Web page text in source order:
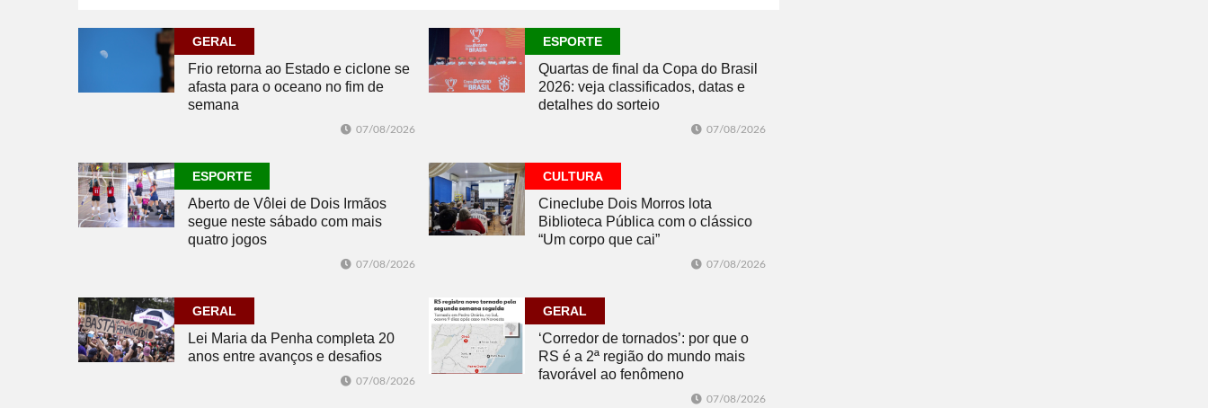
GERAL
Frio retorna ao Estado e ciclone se
afasta para o oceano no fim de
semana
07/08/2026
ESPORTE
Quartas de final da Copa do Brasil
2026: veja classificados, datas e
detalhes do sorteio
07/08/2026
ESPORTE
Aberto de Vôlei de Dois Irmãos
segue neste sábado com mais
quatro jogos
07/08/2026
CULTURA
Cineclube Dois Morros lota
Biblioteca Pública com o clássico
“Um corpo que cai”
07/08/2026
GERAL
Lei Maria da Penha completa 20
anos entre avanços e desafios
07/08/2026
GERAL
‘Corredor de tornados’: por que o
RS é a 2ª região do mundo mais
favorável ao fenômeno
07/08/2026